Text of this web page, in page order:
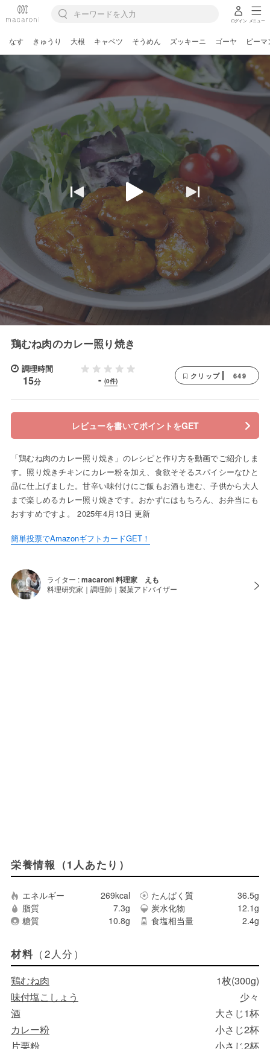
ログイン メニュー
なす きゅうり 大根 キャベツ そうめん ズッキーニ ゴーヤ ピーマ
鶏むね肉のカレー照り焼き
調理時間
15分 - (0件)
クリップ 649
レビューを書いてポイントをGET
「鶏むね肉のカレー照り焼き」のレシピと作り方を動画でご紹介しま
す。照り焼きチキンにカレー粉を加え、食欲そそるスパイシーなひと
品に仕上げました。甘辛い味付けにご飯もお酒も進む、子供から大人
まで楽しめるカレー照り焼きです。おかずにはもちろん、お弁当にも
おすすめですよ。 2025年4月13日 更新
簡単投票でAmazonギフトカードGET！
ライター :macaroni 料理家 えも
料理研究家｜調理師｜製菓アドバイザー
栄養情報（1人あたり）
エネルギー 269kcal たんぱく質
36.5g
脂質
7.3g 炭水化物
12.1g
糖質
10.8g 食塩相当量 2.4g
材料 （2人分）
鶏むね肉
1枚(300g)
味付塩こしょう
少々
酒
大さじ1杯
カレー粉
小さじ2杯
片栗粉
小さじ2杯